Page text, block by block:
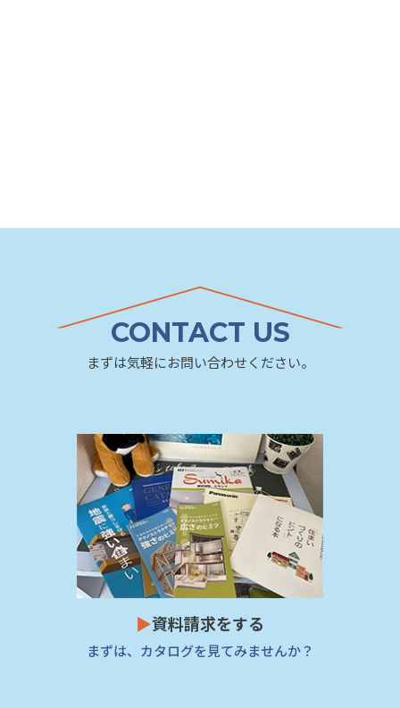
CONTACT US
まずは気軽にお問い合わせください。
▶資料請求をする
まずは、カタログを見てみませんか？